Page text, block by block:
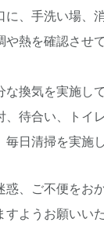
に、手洗い場、
や熱を確認させ
な換気を実施し
、待合い、トイ
毎日清掃を実施
惑、ご不便をお
すようお願いい